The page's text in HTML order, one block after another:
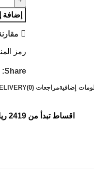
إضافة
رمز
Share:
إضافيةمراجعات (0)
اقساط تبدأ من 2419 ريال